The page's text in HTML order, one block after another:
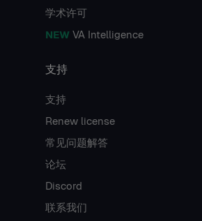
学术许可
NEW VA Intelligence
支持
支持
Renew license
常见问题解答
论坛
Discord
联系我们